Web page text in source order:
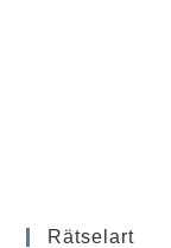
Rätselart